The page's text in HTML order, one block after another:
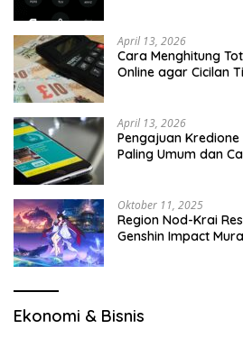
April 13, 2026
Cara Menghitung
Online agar Cicilan
April 13, 2026
Pengajuan
Paling Umum dan
Oktober 11, 2025
Region Nod-Krai
Genshin Impact
Ekonomi & Bisnis